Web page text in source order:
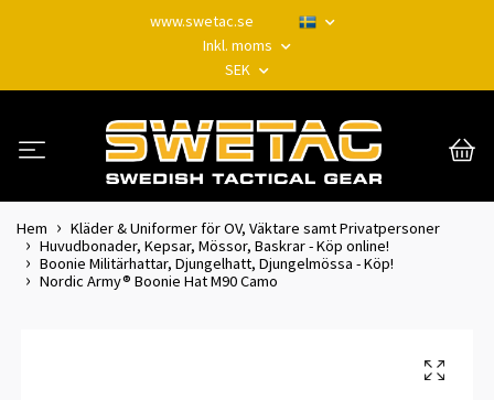
www.swetac.se
Inkl. moms
SEK
Hem
Kläder & Uniformer för OV, Väktare samt Privatpersoner
Huvudbonader, Kepsar, Mössor, Baskrar - Köp online!
Boonie Militärhattar, Djungelhatt, Djungelmössa - Köp!
Nordic Army® Boonie Hat M90 Camo